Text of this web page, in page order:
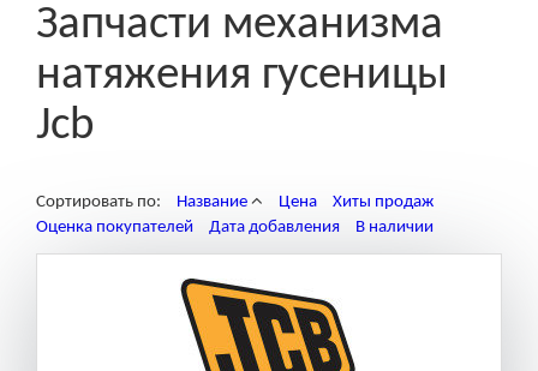
Запчасти механизма
натяжения гусеницы
Jcb
Сортировать по: Название Цена
Хиты продаж
Оценка покупателей
Дата добавления В наличии